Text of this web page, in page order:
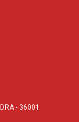
- 36001